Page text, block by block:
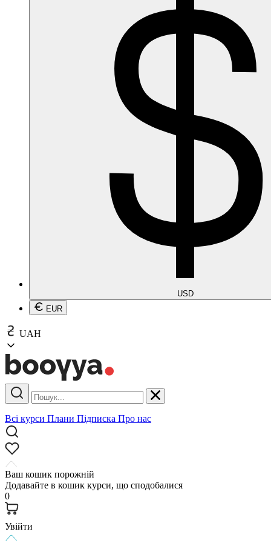
USD
EUR
UAH
Всі курси Плани Підписка Про нас
Ваш кошик порожній
Додавайте в кошик курси, що сподобалися
0
Увійти